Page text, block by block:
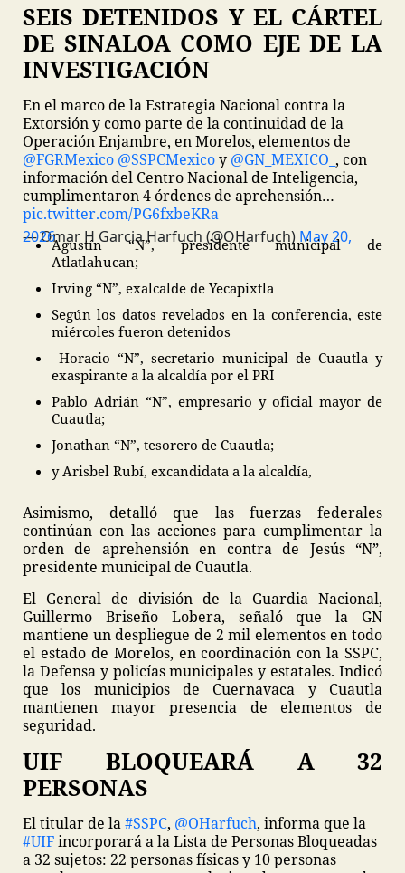
SEIS DETENIDOS Y EL CÁRTEL
DE SINALOA COMO EJE DE LA
INVESTIGACIÓN
En el marco de la Estrategia Nacional contra la
Extorsión y como parte de la continuidad de la
Operación Enjambre, en Morelos, elementos de
@FGRMexico @SSPCMexicoy @GN_MEXICO_ , con
información del Centro Nacional de Inteligencia,
cumplimentaron4 órdenes de aprehensión…
pic.twitter.com/PG6fxbeKRa
— Omar H Garcia Harfuch (@OHarfuch)
May 20, 2026Agustín “N”, presidente municipal de
Atlatlahucan;
Irving “N”, exalcalde de Yecapixtla
Según los datos revelados en la conferencia, este
miércoles fueron detenidos
Horacio “N”, secretario municipal de Cuautla y
exaspirante a la alcaldía por el PRI
Pablo Adrián “N”, empresario y oficial mayor de
Cuautla;
Jonathan “N”, tesorero de Cuautla;
y Arisbel Rubí, excandidata a la alcaldía,
Asimismo, detalló que las fuerzas federales
continúan con las acciones para cumplimentar la
orden de aprehensión en contra de Jesús “N”,
presidente municipal de Cuautla.
El General de división de la Guardia Nacional,
Guillermo Briseño Lobera, señaló que la GN
mantiene un despliegue de 2 mil elementos en todo
el estado de Morelos, en coordinación con la SSPC,
la Defensa y policías municipales y estatales. Indicó
que los municipios de Cuernavaca y Cuautla
mantienen mayor presencia de elementos de
seguridad.
UIF BLOQUEARÁ A 32
PERSONAS
El titular de la#SSPC, @OHarfuch, informa que la
#UIFincorporará a la Lista de Personas Bloqueadas
a 32 sujetos: 22 personas físicas y 10 personas